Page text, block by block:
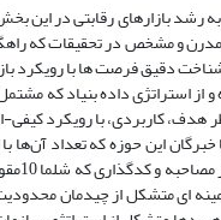
رشد بازارهای رقابتی در این
و مشخص در تحقیقات که
دقیق فرصت ها با رویکرد
و از استراتژی داده بنیاد
کاربردی، با رویکرد کیفی-
ای متشکل از چیدمان